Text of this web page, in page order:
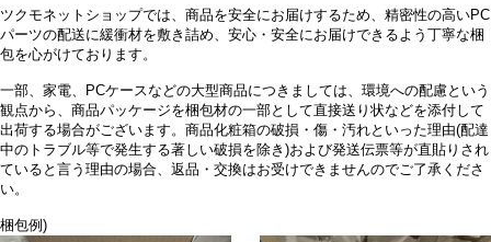
ツクモネットショップでは、商品を安全にお届けするため、精密性の高いPC
パーツの配送に緩衝材を敷き詰め、安心・安全にお届けできるよう丁寧な梱
包を心がけております。
一部、家電、PCケースなどの大型商品につきましては、環境への配慮という
観点から、商品パッケージを梱包材の一部として直接送り状などを添付して
出荷する場合がございます。商品化粧箱の破損・傷・汚れといった理由(配達
中のトラブル等で発生する著しい破損を除き)および発送伝票等が直貼りされ
ていると言う理由の場合、返品・交換はお受けできませんのでご了承くださ
い。
梱包例)